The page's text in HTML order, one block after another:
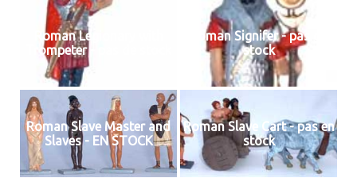
Roman Legionary with
Trompeter - pas de stock
Roman Signifer - pas de
stock
Roman Slave Master and
Slaves - EN STOCK
Roman Slave Cart - pas en
stock